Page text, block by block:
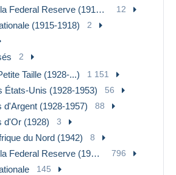
Billets de la Federal Reserve (1914-1918) 12
(1915-1918) 2
2
Taille (1928-...) 1 151
États-Unis (1928-1953) 56
d'Argent (1928-1957) 88
d'Or (1928) 3
du Nord (1942) 8
Billets de la Federal Reserve (1928-...) 796
145